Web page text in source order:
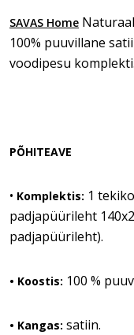
SAVAS Home
100% puuvillane
voodipesu komplekti.
PÕHITEAVE
• Komplektis: 1
padjapüürileht
padjapüürileht).
• Koostis: 100 %
• Kangas: satiin.